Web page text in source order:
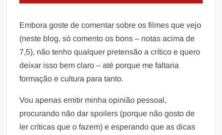
Embora goste de comentar sobre os filmes que vejo
(neste blog, só comento os bons – notas acima de
7,5), não tenho qualquer pretensão a crítico e quero
deixar isso bem claro – até porque me faltaria
formação e cultura para tanto.
Vou apenas emitir minha opinião pessoal,
procurando não dar spoilers (porque não gosto de
ler críticas que o fazem) e esperando que as dicas